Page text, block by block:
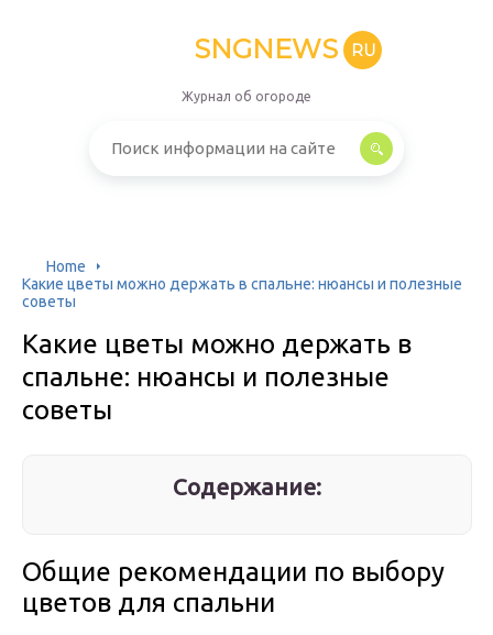
SNGNEWS RU
Журнал об огороде
Home
Какие цветы можно держать в спальне: нюансы и полезные
советы
Какие цветы можно держать в
спальне: нюансы и полезные
советы
Содержание:
Общие рекомендации по выбору
цветов для спальни